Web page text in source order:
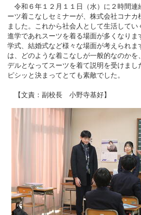
令和６年１２月１１日（水）に２時間連
ーツ着こなしセミナーが、株式会社コナ
ました。これから社会人として生活してい
進学であれスーツを着る場面が多くなりま
学式、結婚式など様々な場面が考えられ
は、どのような着こなしが一般的なのか
デルとなってスーツを着て説明を受けまし
ピシッと決まってとても素敵でした。
【文責：副校長 小野寺基好】